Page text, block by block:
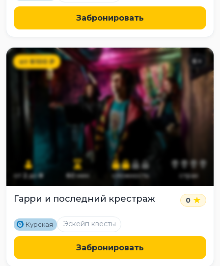
Забронировать
от8100₽ 6+
от 2до8 60мин сложность страх
Гарри и последний крестраж 0
M Курская Эскейп квесты
Забронировать